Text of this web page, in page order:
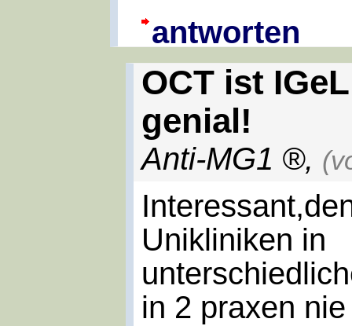
antworten
OCT ist
genial!
Anti-MG1 ,
Unikliniken in
in 2 praxen